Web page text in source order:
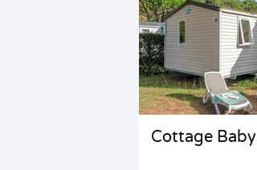
Cottage Baby